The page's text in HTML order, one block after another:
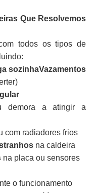
Que Resolvemos
todos os tipos de
sozinhaVazamentos
a atingir a
com radiadores frios
na caldeira
na placa ou sensores
o funcionamento